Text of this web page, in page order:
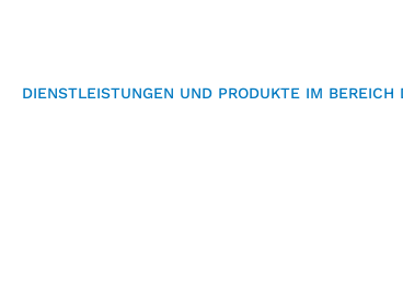
DIENSTLEISTUNGEN UND PRODUKTE IM BEREICH